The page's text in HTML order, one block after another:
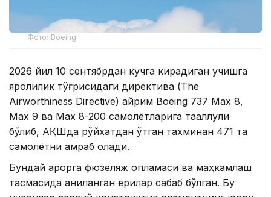
Фото: Boeing
2026 йил 10 сентябрдан кучга кирадиган учишга
яроқлилик тўғрисидаги директива (The
Airworthiness Directive) айрим Boeing 737 Max 8,
Max 9 ва Max 8-200 самолётларига тааллуқли
бўлиб, АҚШда рўйхатдан ўтган тахминан 471 та
самолётни қамраб олади.
Бундай қарорга фюзеляж қопламаси ва маҳкамлаш
тасмасида аниқланган ёриқлар сабаб бўлган. Бу